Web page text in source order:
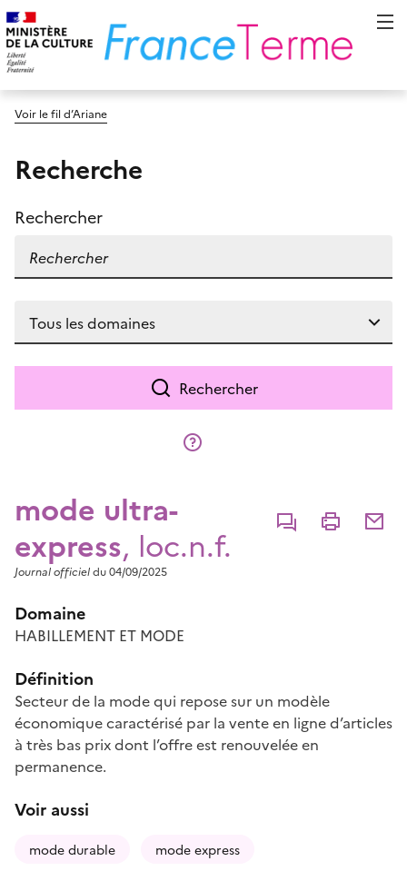
Voir le fil d’Ariane
Recherche
Rechercher
Rechercher
mode ultra-
express, loc.n.f. CommenterImprimer
Journal officieldu 04/09/2025
Domaine
HABILLEMENT ET MODE
Définition
Secteur de la mode qui repose sur un modèle
économique caractérisé par la vente en ligne d’articles
à très bas prix dont l’offre est renouvelée en
permanence.
Voir aussi
mode durable mode express